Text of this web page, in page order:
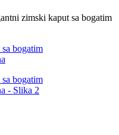
zimski kaput sa bogatim